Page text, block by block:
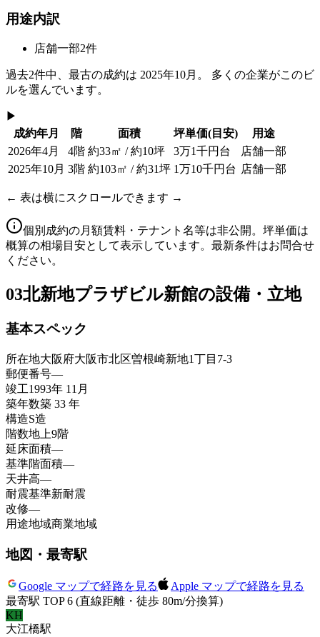
用途内訳
店舗一部2件
過去2件中、最古の成約は 2025年10月 。 多くの企業がこのビ
ルを選んでいます。
▶
成約年月
階 面積 坪単価(目安)
用途
2026年4月
4階 約33㎡ / 約10坪 3万1千円台
店舗一部
2025年10月 3階 約103㎡ / 約31坪 1万10千円台 店舗一部
← 表は横にスクロールできます →
個別成約の月額賃料・テナント名等は非公開。坪単価は
概算の相場目安として表示しています。最新条件はお問合せ
ください。
03北新地プラザビル新館の設備・立地
基本スペック
所在地大阪府大阪市北区曽根崎新地1丁目7-3
郵便番号—
竣工1993年 11月
築年数築 33 年
構造S造
階数地上9階
延床面積—
基準階面積—
天井高—
耐震基準新耐震
改修—
用途地域商業地域
地図・最寄駅
Google マップで経路を見る
Apple マップで経路を見る
最寄駅 TOP 6 (直線距離・徒歩 80m/分換算)
KH
大江橋駅